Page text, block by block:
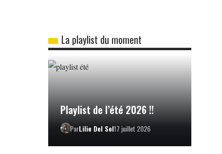
La playlist du moment
Playlist de l’été 2026 !!
ParLilie Del Sol17 juillet 2026